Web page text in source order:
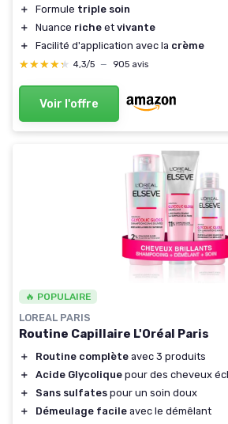
＋
Formule triple soin
＋
Nuance riche et vivante
＋
Facilité d'application avec la crème
★★★★★
★★★★★ 4,3/5 — 905 avis
Voir l'offre
🔥 POPULAIRE
LOREAL PARIS
Routine Capillaire L'Oréal Paris
＋ Routine complète avec 3 produits
＋
Acide Glycolique pour des cheveux
＋
Sans sulfates pour un soin doux
＋
Démeulage facile avec le démêlant